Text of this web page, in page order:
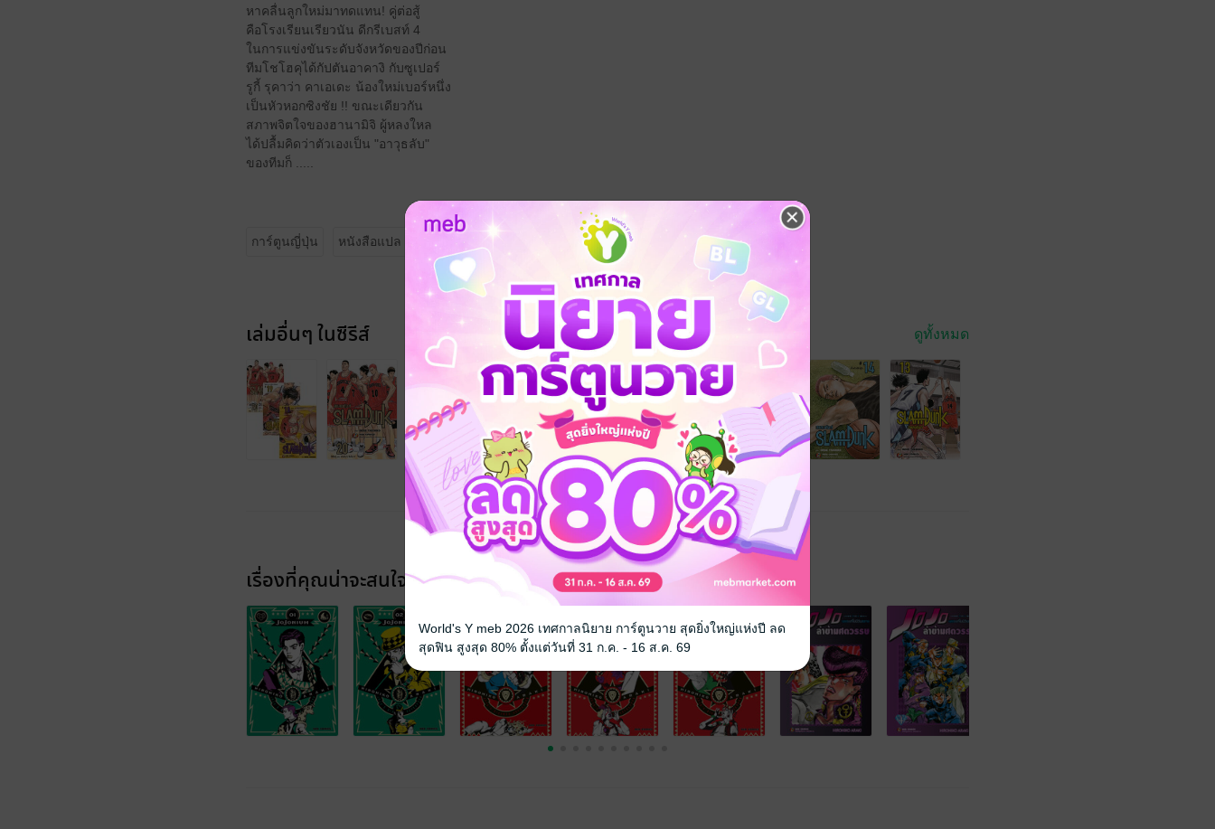
หาคลื่นลูกใหม่มาทดแทน! คู่ต่อสู้
คือโรงเรียนเรียวนัน ดีกรีเบสท์ 4
ในการแข่งขันระดับจังหวัดของปีก่อน
ทีมโชโฮคุได้กัปตันอาคางิ กับซูเปอร์
รูกี้ รุคาว่า คาเอเดะ น้องใหม่เบอร์หนึ่ง
เป็นหัวหอกซิงชัย !! ขณะเดียวกัน
สภาพจิตใจของฮานามิจิ ผู้หลงใหล
ได้ปลื้มคิดว่าตัวเองเป็น "อาวุธลับ"
ของทีมก็ .....
การ์ตูนญี่ปุ่น หนังสือแปล ดรามา กีฬา
เล่มอื่นๆ ในซีรีส์ ดูทั้งหมด
เรื่องที่คุณน่าจะสนใจ
World's Y meb 2026 เทศกาลนิยาย การ์ตูนวาย สุดยิ่งใหญ่แห่งปี ลด
สุดฟิน สูงสุด 80% ตั้งแต่วันที่ 31 ก.ค. - 16 ส.ค. 69